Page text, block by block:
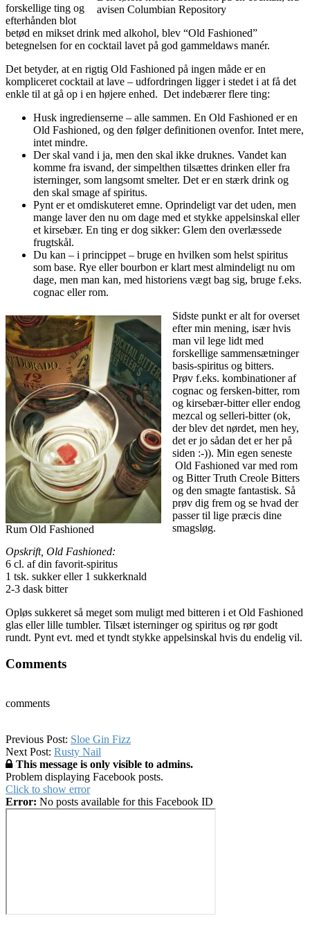
avisen Columbian Repository
forskellige ting og
efterhånden blot
betød en mikset drink med alkohol, blev “Old Fashioned”
betegnelsen for en cocktail lavet på god gammeldaws manér.
Det betyder, at en rigtig Old Fashioned på ingen måde er en
kompliceret cocktail at lave – udfordringen ligger i stedet i at få det
enkle til at gå op i en højere enhed. Det indebærer flere ting:
Husk ingredienserne – alle sammen. En Old Fashioned er en
Old Fashioned, og den følger definitionen ovenfor. Intet mere,
intet mindre.
Der skal vand i ja, men den skal ikke druknes. Vandet kan
komme fra isvand, der simpelthen tilsættes drinken eller fra
isterninger, som langsomt smelter. Det er en stærk drink og
den skal smage af spiritus.
Pynt er et omdiskuteret emne. Oprindeligt var det uden, men
mange laver den nu om dage med et stykke appelsinskal eller
et kirsebær. En ting er dog sikker: Glem den overlæssede
frugtskål.
Du kan – i princippet – bruge en hvilken som helst spiritus
som base. Rye eller bourbon er klart mest almindeligt nu om
dage, men man kan, med historiens vægt bag sig, bruge f.eks.
cognac eller rom.
Rum Old Fashioned
Sidste punkt er alt for overset
efter min mening, især hvis
man vil lege lidt med
forskellige sammensætninger
basis-spiritus og bitters.
Prøv f.eks. kombinationer af
cognac og fersken-bitter, rom
og kirsebær-bitter eller endog
mezcal og selleri-bitter (ok,
der blev det nørdet, men hey,
det er jo sådan det er her på
siden :-)). Min egen seneste
Old Fashioned var med rom
og Bitter Truth Creole Bitters
og den smagte fantastisk. Så
prøv dig frem og se hvad der
passer til lige præcis dine
smagsløg.
Opskrift, Old Fashioned:
6 cl. af din favorit-spiritus
1 tsk. sukker eller 1 sukkerknald
2-3 dask bitter
Opløs sukkeret så meget som muligt med bitteren i et Old Fashioned
glas eller lille tumbler. Tilsæt isterninger og spiritus og rør godt
rundt. Pynt evt. med et tyndt stykke appelsinskal hvis du endelig vil.
Comments
comments
2016-
11-
16
Previous Post: Sloe Gin Fizz
Next Post: Rusty Nail
This message is only visible to admins.
Problem displaying Facebook posts.
Click to show error
Error: No posts available for this Facebook ID